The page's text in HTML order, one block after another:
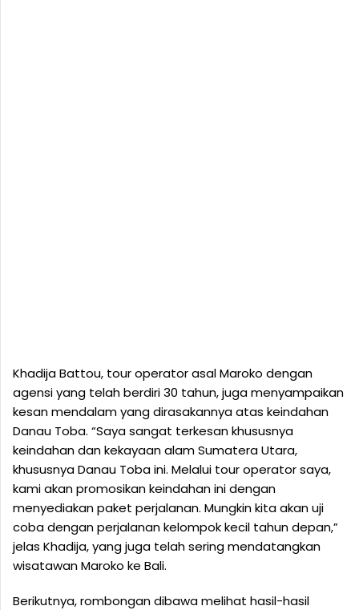
Khadija Battou, tour operator asal Maroko dengan
agensi yang telah berdiri 30 tahun, juga menyampaikan
kesan mendalam yang dirasakannya atas keindahan
Danau Toba. “Saya sangat terkesan khususnya
keindahan dan kekayaan alam Sumatera Utara,
khususnya Danau Toba ini. Melalui tour operator saya,
kami akan promosikan keindahan ini dengan
menyediakan paket perjalanan. Mungkin kita akan uji
coba dengan perjalanan kelompok kecil tahun depan,”
jelas Khadija, yang juga telah sering mendatangkan
wisatawan Maroko ke Bali.
Berikutnya, rombongan dibawa melihat hasil-hasil